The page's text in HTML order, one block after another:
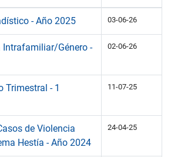
- Año 2025 03-06-26
Intrafamiliar/Género -
02-06-26
Trimestral - 1
11-07-25
de Violencia
Hestía - Año 2024
24-04-25